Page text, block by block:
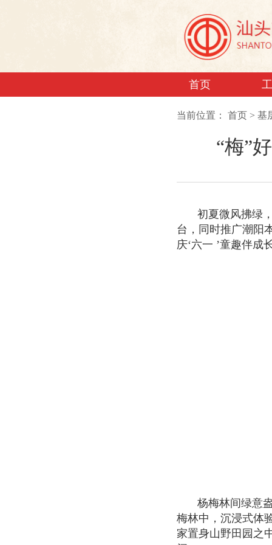
首页
当前位置： 首页 > 基
“梅”
初夏微风拂绿
台，同时推广潮阳
庆‘六一 ’童趣伴成
杨梅林间绿意
梅林中，沉浸式体
家置身山野田园之